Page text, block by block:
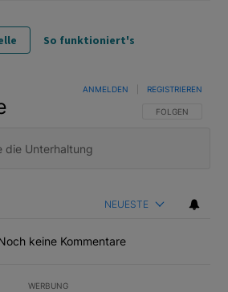
So funktioniert's
FOLGE DIESER
FOLGEN
ANMELDEN REGISTRIEREN
NEUESTE
keine Kommentare
WERBUNG